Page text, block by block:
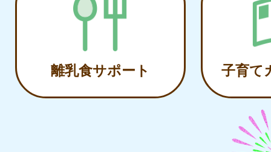
離乳食サポート 子育て